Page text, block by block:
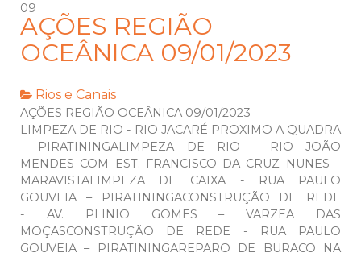
09
AÇÕES REGIÃO
OCEÂNICA 09/01/2023
Rios e Canais
AÇÕES REGIÃO OCEÂNICA 09/01/2023
LIMPEZA DE RIO - RIO JACARÉ PROXIMO A QUADRA
– PIRATININGALIMPEZA DE RIO - RIO JOÃO
MENDES COM EST. FRANCISCO DA CRUZ NUNES –
MARAVISTALIMPEZA DE CAIXA - RUA PAULO
GOUVEIA – PIRATININGACONSTRUÇÃO DE REDE
- AV. PLINIO GOMES – VARZEA DAS
MOÇASCONSTRUÇÃO DE REDE - RUA PAULO
GOUVEIA – PIRATININGAREPARO DE BURACO NA